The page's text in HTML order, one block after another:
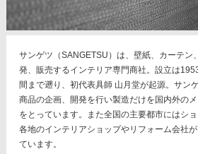
サンゲツ（SANGETSU）は、壁紙、カーテン
発、販売するインテリア専門商社。設立は
間まで遡り、初代表具師 山月堂が起源。サン
商品の企画、開発を行い製造だけを国内外の
をとっています。また全国の主要都市にはシ
各地のインテリアショップやリフォーム会社
ています。